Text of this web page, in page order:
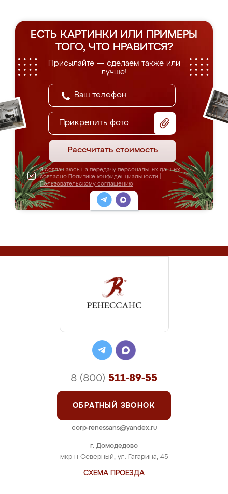
ЕСТЬ КАРТИНКИ ИЛИ ПРИМЕРЫ
ТОГО, ЧТО НРАВИТСЯ?
Присылайте — сделаем также или
лучше!
Прикрепить фото
Рассчитать стоимость
Я соглашаюсь на передачу персональных данных
согласно Политике конфиденциальности
Пользовательскому соглашению
г. Домодедово
мкр-н Северный, ул. Гагарина, 45
СХЕМА ПРОЕЗДА
8 (800) 511-89-55
ОБРАТНЫЙ ЗВОНОК
corp-renessans@yandex.ru